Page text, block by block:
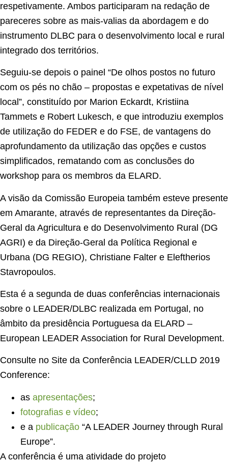
respetivamente. Ambos participaram na redação de
pareceres sobre as mais-valias da abordagem e do
instrumento DLBC para o desenvolvimento local e rural
integrado dos territórios.
Seguiu-se depois o painel “De olhos postos no futuro
com os pés no chão – propostas e expetativas de nível
local”, constituído por Marion Eckardt, Kristiina
Tammets e Robert Lukesch, e que introduziu exemplos
de utilização do FEDER e do FSE, de vantagens do
aprofundamento da utilização das opções e custos
simplificados, rematando com as conclusões do
workshop para os membros da ELARD.
A visão da Comissão Europeia também esteve presente
em Amarante, através de representantes da Direção-
Geral da Agricultura e do Desenvolvimento Rural (DG
AGRI) e da Direção-Geral da Política Regional e
Urbana (DG REGIO), Christiane Falter e Eleftherios
Stavropoulos.
Esta é a segunda de duas conferências internacionais
sobre o LEADER/DLBC realizada em Portugal, no
âmbito da presidência Portuguesa da ELARD –
European LEADER Association for Rural Development.
Consulte no Site da Conferência LEADER/CLLD 2019
Conference:
as apresentações;
fotografias e vídeo;
e a publicação “A LEADER Journey through Rural
Europe”.
A conferência é uma atividade do projeto